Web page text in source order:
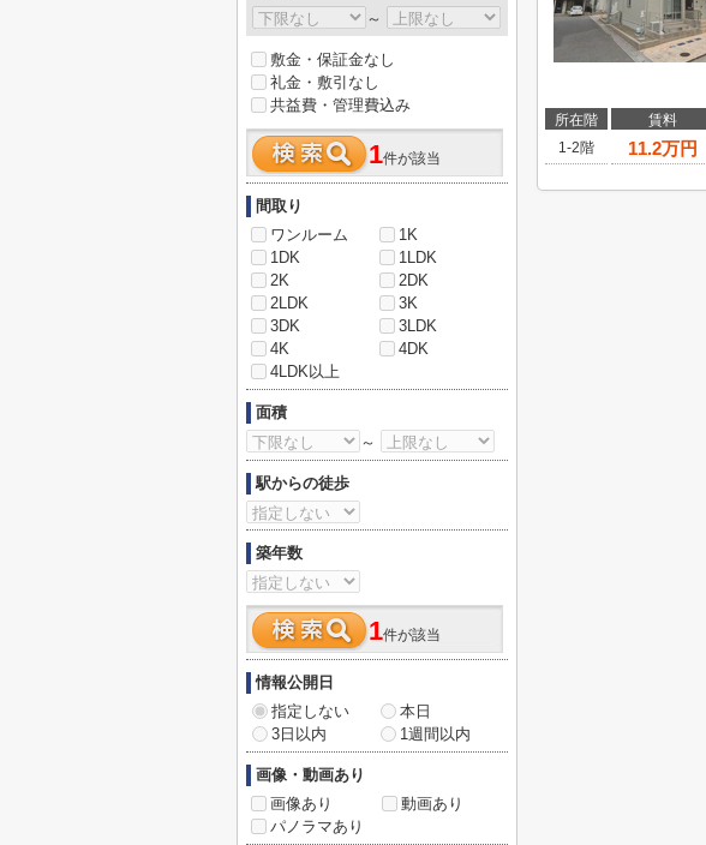
所在階 賃料
1-2階
11.2万円
～
敷金・保証金なし
礼金・敷引なし
共益費・管理費込み
1件が該当
間取り
ワンルーム
1K
1DK
1LDK
2K
2DK
2LDK
3K
3DK
3LDK
4K
4DK
4LDK以上
面積
～
駅からの徒歩
築年数
1件が該当
情報公開日
指定しない
本日
3日以内
1週間以内
画像・動画あり
画像あり
動画あり
パノラマあり